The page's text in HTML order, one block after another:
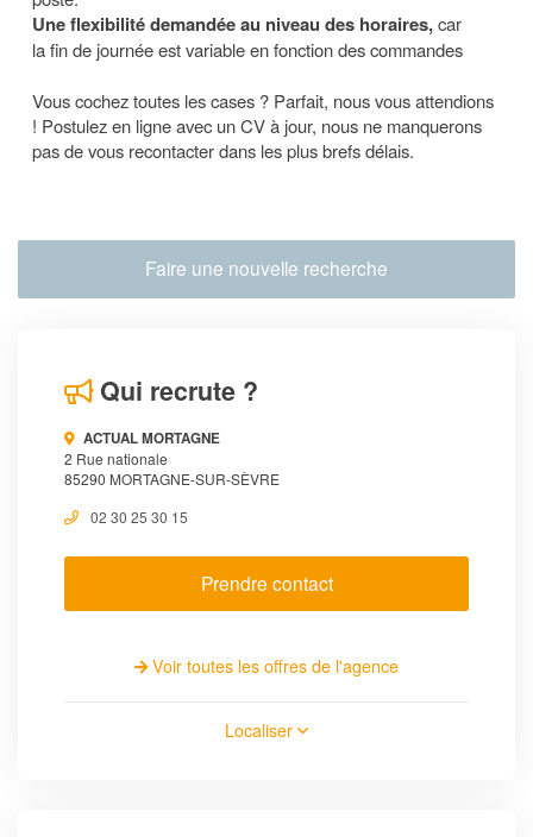
Une flexibilité demandée au niveau des horaires,car
la fin de journée est variable en fonction des commandes
Vous cochez toutes les cases ? Parfait, nous vous attendions
! Postulez en ligne avec un CV à jour, nous ne manquerons
pas de vous recontacter dans les plus brefs délais.
Faire une nouvelle recherche
Qui recrute ?
ACTUAL MORTAGNE
2 Rue nationale
85290 MORTAGNE-SUR-SÈVRE
02 30 25 30 15
Prendre contact
Voir toutes les offres de l'agence
Localiser